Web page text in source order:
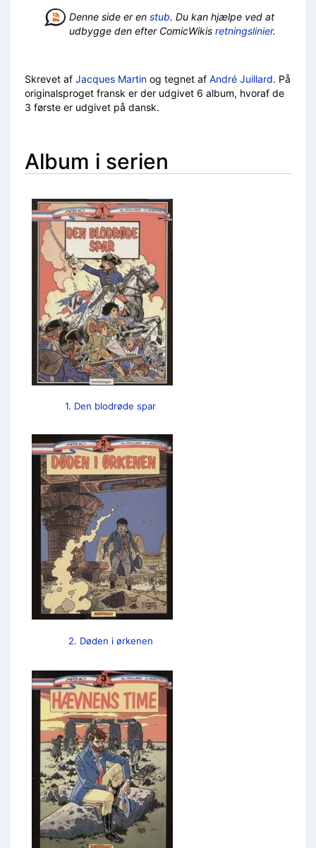
Denne side er en stub. Du kan hjælpe ved at
udbygge den efter ComicWikis retningslinier.
Skrevet af Jacques Martin og tegnet af André Juillard. På
originalsproget fransk er der udgivet 6 album, hvoraf de
3 første er udgivet på dansk.
Album i serien
1. Den blodrøde spar
2. Døden i ørkenen